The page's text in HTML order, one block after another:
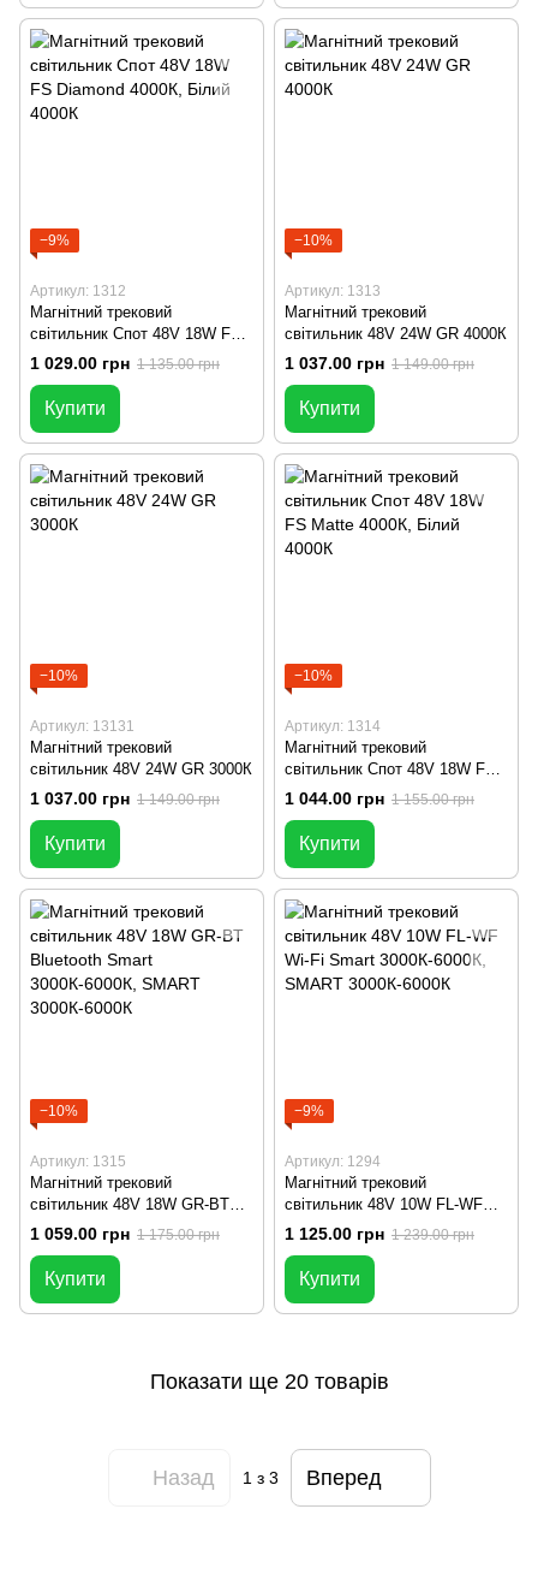
−9%
Артикул: 1312
Магнітний трековий
світильник Спот 48V 18W FS
Diamond 4000К
1 029.00 грн 1 135.00 грн
Купити
−10%
Артикул: 1313
Магнітний трековий
світильник 48V 24W GR 4000К
1 037.00 грн 1 149.00 грн
Купити
−10%
Артикул: 13131
Магнітний трековий
світильник 48V 24W GR 3000К
1 037.00 грн 1 149.00 грн
Купити
−10%
Артикул: 1314
Магнітний трековий
світильник Спот 48V 18W FS
Matte 4000К
1 044.00 грн 1 155.00 грн
Купити
−10%
Артикул: 1315
Магнітний трековий
світильник 48V 18W GR-BT
Bluetooth Smart 3000К-6000К
1 059.00 грн 1 175.00 грн
Купити
−9%
Артикул: 1294
Магнітний трековий
світильник 48V 10W FL-WF
Wi-Fi Smart 3000К-6000К
1 125.00 грн 1 239.00 грн
Купити
Показати ще 20 товарів
Назад 1з 3 Вперед